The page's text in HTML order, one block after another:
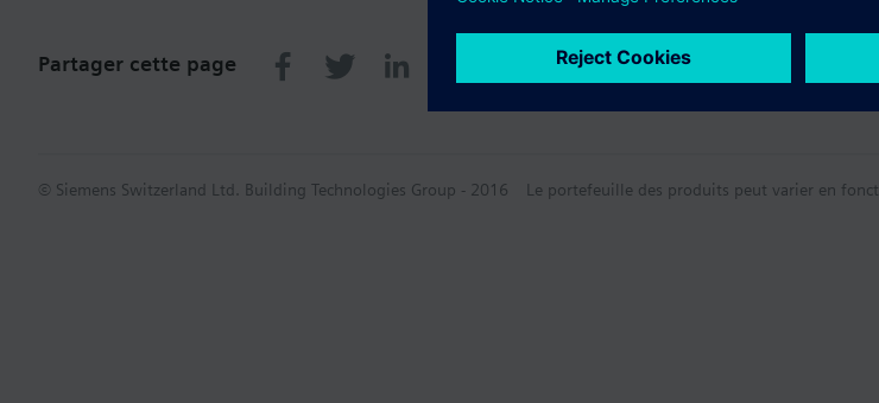
Partager cette page
© Siemens Switzerland Ltd. Building Technologies Group - 2016 Le portefeuille des produits peut varier en